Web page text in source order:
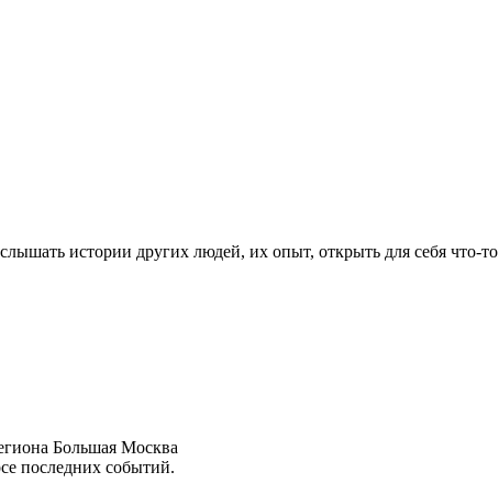
истории других людей, их опыт, открыть для себя что-
Большая Москва
последних событий.